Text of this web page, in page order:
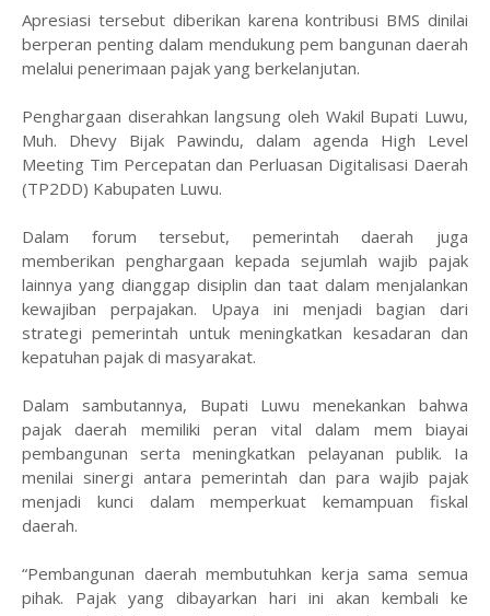
Apresiasi tersebut diberikan karena kontribusi BMS dinilai
berperan penting dalam mendukung pem bangunan daerah
melalui penerimaan pajak yang berkelanjutan.
Penghargaan diserahkan langsung oleh Wakil Bupati Luwu,
Muh. Dhevy Bijak Pawindu, dalam agenda High Level
Meeting Tim Percepatan dan Perluasan Digitalisasi Daerah
(TP2DD) Kabupaten Luwu.
Dalam forum tersebut, pemerintah daerah juga
memberikan penghargaan kepada sejumlah wajib pajak
lainnya yang dianggap disiplin dan taat dalam menjalankan
kewajiban perpajakan. Upaya ini menjadi bagian dari
strategi pemerintah untuk meningkatkan kesadaran dan
kepatuhan pajak di masyarakat.
Dalam sambutannya, Bupati Luwu menekankan bahwa
pajak daerah memiliki peran vital dalam mem biayai
pembangunan serta meningkatkan pelayanan publik. Ia
menilai sinergi antara pemerintah dan para wajib pajak
menjadi kunci dalam memperkuat kemampuan fiskal
daerah.
“Pembangunan daerah membutuhkan kerja sama semua
pihak. Pajak yang dibayarkan hari ini akan kembali ke